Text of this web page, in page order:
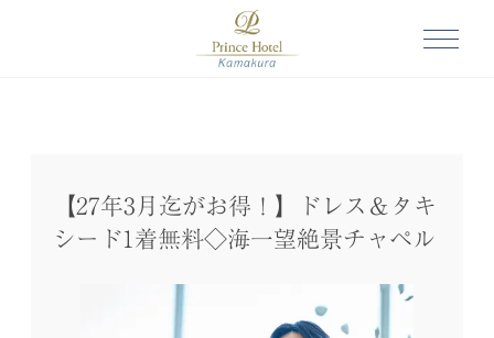
【27年3月迄がお得！】ドレス＆タキ
シード1着無料◇海一望絶景チャペル